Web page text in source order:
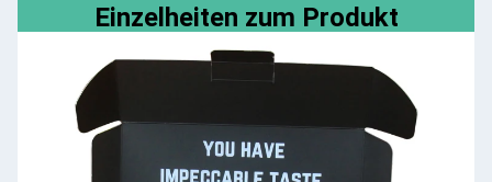
Einzelheiten zum Produkt